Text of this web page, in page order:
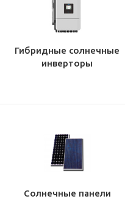
Гибридные солнечные
инверторы
Солнечные панели